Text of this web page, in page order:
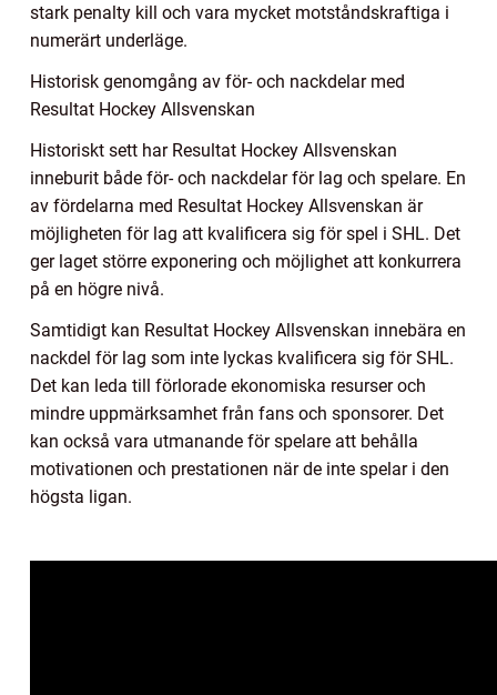
stark penalty kill och vara mycket motståndskraftiga i
numerärt underläge.
Historisk genomgång av för- och nackdelar med
Resultat Hockey Allsvenskan
Historiskt sett har Resultat Hockey Allsvenskan
inneburit både för- och nackdelar för lag och spelare. En
av fördelarna med Resultat Hockey Allsvenskan är
möjligheten för lag att kvalificera sig för spel i SHL. Det
ger laget större exponering och möjlighet att konkurrera
på en högre nivå.
Samtidigt kan Resultat Hockey Allsvenskan innebära en
nackdel för lag som inte lyckas kvalificera sig för SHL.
Det kan leda till förlorade ekonomiska resurser och
mindre uppmärksamhet från fans och sponsorer. Det
kan också vara utmanande för spelare att behålla
motivationen och prestationen när de inte spelar i den
högsta ligan.